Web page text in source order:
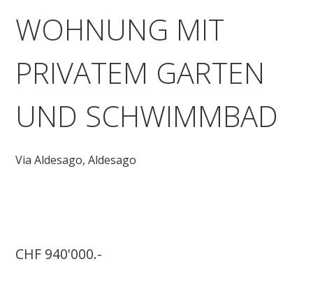
WOHNUNG MIT
PRIVATEM GARTEN
UND SCHWIMMBAD
Via Aldesago,Aldesago
CHF 940'000.-